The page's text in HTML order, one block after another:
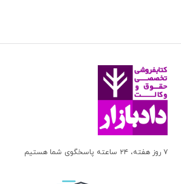
۷ روز هفته، ۲۴ ساعته پاسخگوی شما هستیم